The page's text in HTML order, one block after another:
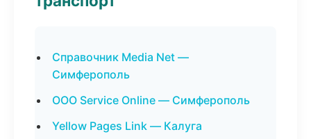
Справочник Media Net —
Симферополь
ООО Service Online — Симферополь
Yellow Pages Link — Калуга